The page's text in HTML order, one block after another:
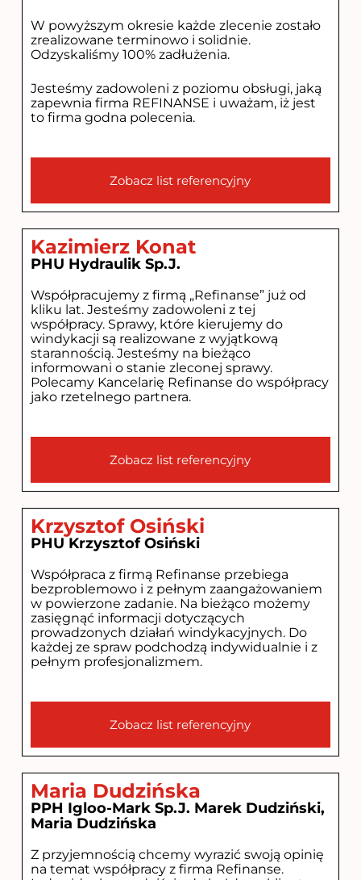
W powyższym okresie każde zlecenie zostało
zrealizowane terminowo i solidnie.
Odzyskaliśmy 100% zadłużenia.
Jesteśmy zadowoleni z poziomu obsługi, jaką
zapewnia firma REFINANSE i uważam, iż jest
to firma godna polecenia.
Zobacz list referencyjny
Kazimierz Konat
PHU Hydraulik Sp.J.
Współpracujemy z firmą „Refinanse” już od
kliku lat. Jesteśmy zadowoleni z tej
współpracy. Sprawy, które kierujemy do
windykacji są realizowane z wyjątkową
starannością. Jesteśmy na bieżąco
informowani o stanie zleconej sprawy.
Polecamy Kancelarię Refinanse do współpracy
jako rzetelnego partnera.
Zobacz list referencyjny
Krzysztof Osiński
PHU Krzysztof Osiński
Współpraca z firmą Refinanse przebiega
bezproblemowo i z pełnym zaangażowaniem
w powierzone zadanie. Na bieżąco możemy
zasięgnąć informacji dotyczących
prowadzonych działań windykacyjnych. Do
każdej ze spraw podchodzą indywidualnie i z
pełnym profesjonalizmem.
Zobacz list referencyjny
Maria Dudzińska
PPH Igloo-Mark Sp.J. Marek Dudziński,
Maria Dudzińska
Z przyjemnością chcemy wyrazić swoją opinię
na temat współpracy z firma Refinanse.